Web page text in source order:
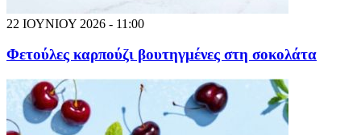
22 ΙΟΥΝΙΟΥ 2026 - 11:00
Φετούλες καρπούζι βουτηγμένες στη σοκολάτα